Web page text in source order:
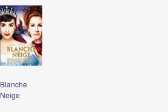
Blanche
Neige